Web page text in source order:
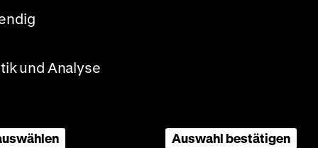
OmeU
und Analyse
Auswahl bestätigen